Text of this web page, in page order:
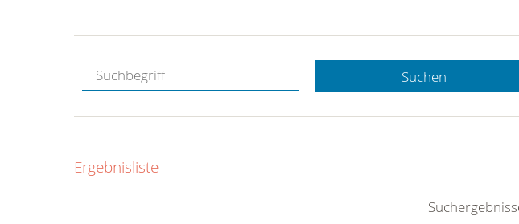
Hotline.
gerne.
Suchen
Ergebnisliste